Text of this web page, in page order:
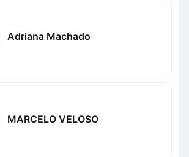
Adriana Machado
MARCELO VELOSO